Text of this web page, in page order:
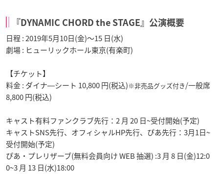
『DYNAMIC CHORD the STAGE』公演概要
日程 : 2019年5月10日(金)〜15 日(水)
劇場 : ヒューリックホール東京(有楽町)
【チケット】
料金 : ダイナ―シート 10,800 円(税込)※非売品グッズ付き/一般席
8,800 円(税込)
キャスト有料ファンクラブ先行：2 月 20 日~受付開始(予定)
キャストSNS先行、オフィシャルHP先行、ぴあ先行：3月1日~
受付開始(予定)
ぴあ・プレリザーブ(無料会員向け WEB 抽選) :3 月 8 日(金)12:0
0~3 月 13 日(水)18:00